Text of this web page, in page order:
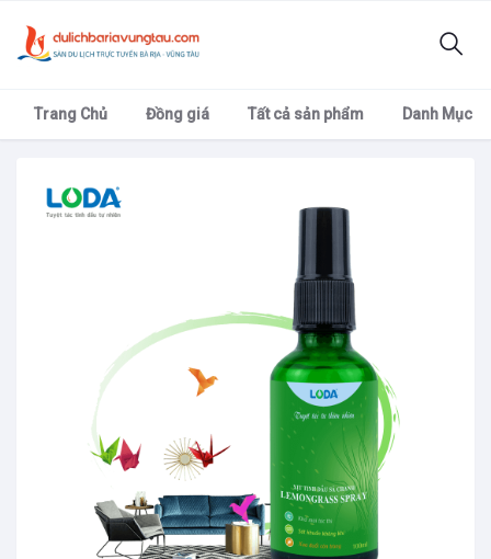
Trang Chủ Đồng giá Tất cả sản phẩm Danh Mục